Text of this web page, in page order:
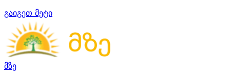
გაიგეთ მეტი
მზე